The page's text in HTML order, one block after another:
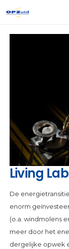
Living
De
enorm
(o.a. windmolens
meer door het
dergelijke opwek